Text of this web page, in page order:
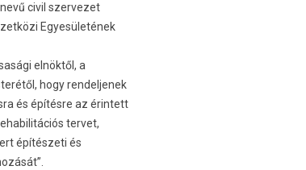
civil szervezet
Egyesületének
elnöktől, a
hogy rendeljenek
és építésre az érintett
tervet,
építészeti és